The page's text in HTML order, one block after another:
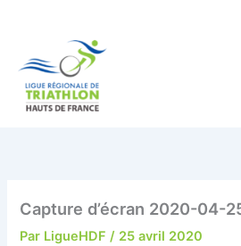
Capture d’écran 2020-04-
Par LigueHDF/ 25 avril 2020